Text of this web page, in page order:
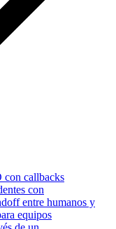
con callbacks
con
entre humanos y
equipos